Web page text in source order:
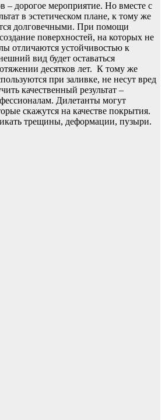
– дорогое мероприятие. Но вместе с
в эстетическом плане, к тому же
долговечными. При помощи
поверхностей, на которых не
отличаются устойчивостью к
вид будет оставаться
десятков лет. К тому же
при заливке, не несут вред
качественный результат –
Дилетанты могут
скажутся на качестве покрытия.
трещины, деформации, пузыри.